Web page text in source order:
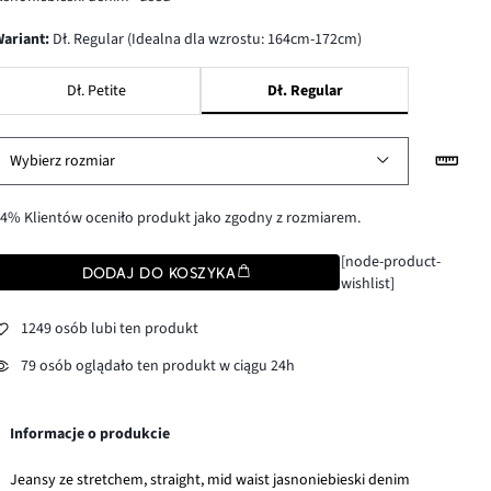
wariant: Dł. Regular (Idealna dla wzrostu: 164cm-172cm)
Dł. Petite Dł. Regular
Wybierz rozmiar
Klientów oceniło produkt jako zgodny z rozmiarem.
DODAJ DO KOSZYKA
[node-product-
wishlist]
1249 osób lubi ten produkt
79 osób oglądało ten produkt w ciągu 24h
Informacje o produkcie
Jeansy ze stretchem, straight, mid waist jasnoniebieski denim